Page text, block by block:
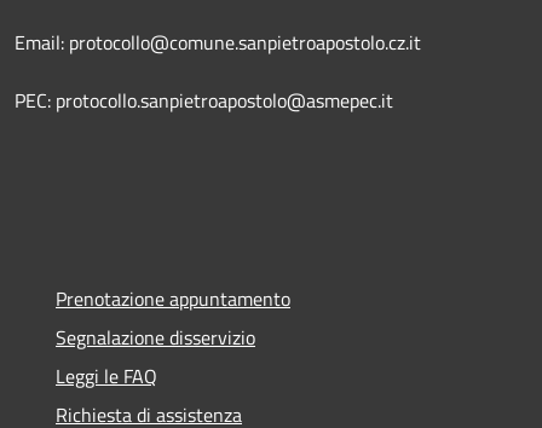
Email: protocollo@comune.sanpietroapostolo.cz.it
PEC: protocollo.sanpietroapostolo@asmepec.it
Prenotazione appuntamento
Segnalazione disservizio
Leggi le FAQ
Richiesta di assistenza